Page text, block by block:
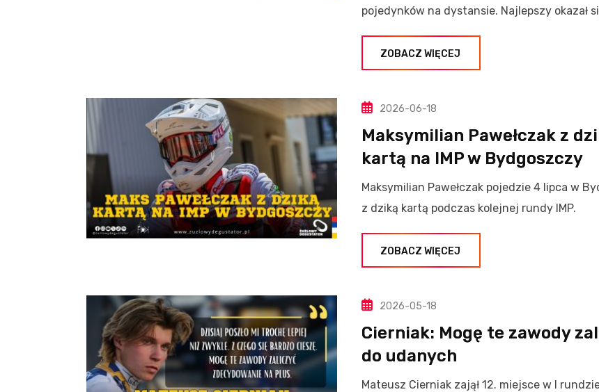
pojedynków na dystansie. Najlepszy okazał
ZOBACZ WIĘCEJ
2026-06-18
Maksymilian Pawełczak z
kartą na IMP w Bydgoszczy
Maksymilian Pawełczak pojedzie 4 lipca w
z dziką kartą podczas kolejnej rundy IMP.
ZOBACZ WIĘCEJ
2026-05-18
Cierniak: Mogę te zawody
do udanych
Mateusz Cierniak zajął 12. miejsce w I